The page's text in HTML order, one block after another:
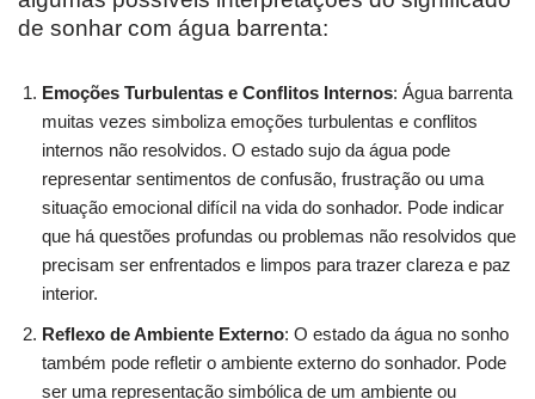
de sonhar com água barrenta:
Emoções Turbulentas e Conflitos Internos: Água barrenta
muitas vezes simboliza emoções turbulentas e conflitos
internos não resolvidos. O estado sujo da água pode
representar sentimentos de confusão, frustração ou uma
situação emocional difícil na vida do sonhador. Pode indicar
que há questões profundas ou problemas não resolvidos que
precisam ser enfrentados e limpos para trazer clareza e paz
interior.
Reflexo de Ambiente Externo: O estado da água no sonho
também pode refletir o ambiente externo do sonhador. Pode
ser uma representação simbólica de um ambiente ou